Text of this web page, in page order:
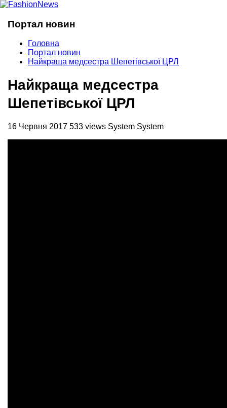
Портал новин
Головна
Портал новин
Найкраща медсестра Шепетівської ЦРЛ
Найкраща медсестра
Шепетівської ЦРЛ
16 Червня 2017 533 views System System